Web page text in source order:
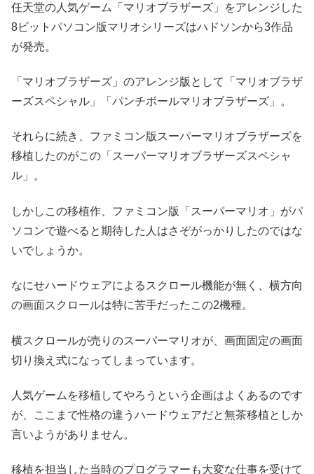
任天堂の人気ゲーム「マリオブラザーズ」をアレンジした
8ビットパソコン版マリオシリーズはハドソンから3作品
が発売。
「マリオブラザーズ」のアレンジ版として「マリオブラザ
ーズスペシャル」「パンチボールマリオブラザーズ」。
それらに続き、ファミコン版スーパーマリオブラザーズを
移植したのがこの「スーパーマリオブラザーズスペシャ
ル」。
しかしこの移植作、ファミコン版「スーパーマリオ」がパ
ソコンで遊べると期待した人はさぞがっかりしたのではな
いでしょうか。
なにせハードウェアによるスクロール機能が無く、横方向
の画面スクロールは特に苦手だったこの2機種。
横スクロールが売りのスーパーマリオが、画面固定の画面
切り換え式になってしまっています。
人気ゲームを移植してやろうという企画はよくあるのです
が、ここまで性格の違うハードウェアだと無茶移植としか
言いようがありません。
移植を担当した当時のプログラマーも大変な仕事を受けて